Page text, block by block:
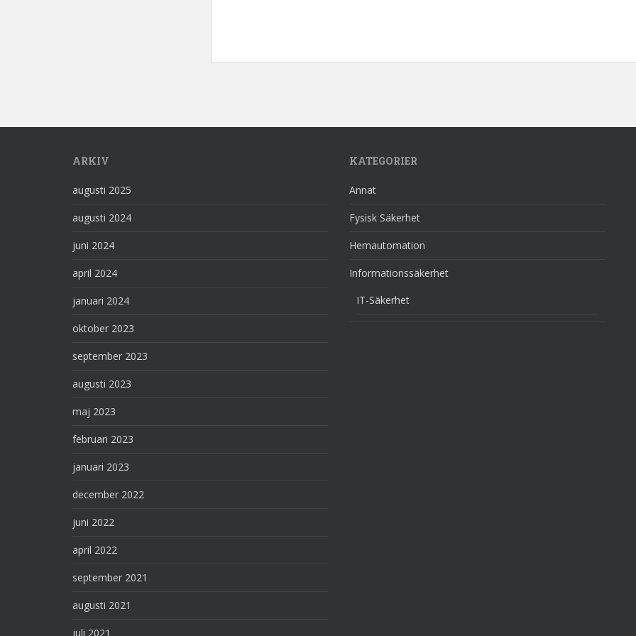
ARKIV
augusti 2025
augusti 2024
juni 2024
april 2024
januari 2024
oktober 2023
september 2023
augusti 2023
maj 2023
februari 2023
januari 2023
december 2022
juni 2022
april 2022
september 2021
augusti 2021
juli 2021
KATEGORIER
Annat
Fysisk Säkerhet
Hemautomation
Informationssäkerhet
IT-Säkerhet